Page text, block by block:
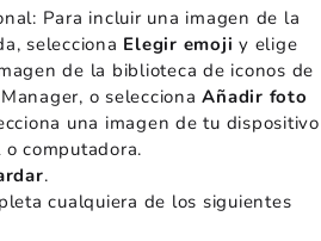
Para incluir una imagen de la
selecciona Elegir emoji y elige
de la biblioteca de iconos de
o seleccionaAñadir foto
una imagen de tu dispositivo
o computadora.
.
cualquiera de los siguientes